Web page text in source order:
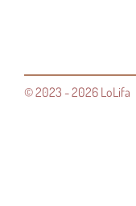
© 2023 - 2026 LoLifa